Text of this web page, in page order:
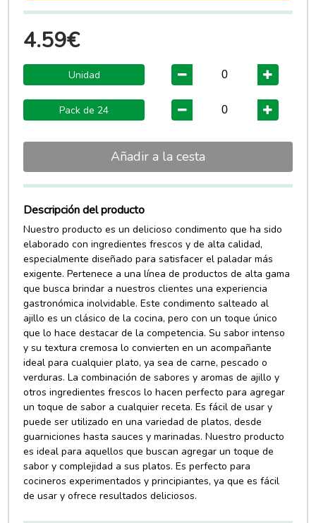
4.59€
Unidad
Pack de 24
Añadir a la cesta
Descripción del producto
Nuestro producto es un delicioso condimento que ha sido
elaborado con ingredientes frescos y de alta calidad,
especialmente diseñado para satisfacer el paladar más
exigente. Pertenece a una línea de productos de alta gama
que busca brindar a nuestros clientes una experiencia
gastronómica inolvidable. Este condimento salteado al
ajillo es un clásico de la cocina, pero con un toque único
que lo hace destacar de la competencia. Su sabor intenso
y su textura cremosa lo convierten en un acompañante
ideal para cualquier plato, ya sea de carne, pescado o
verduras. La combinación de sabores y aromas de ajillo y
otros ingredientes frescos lo hacen perfecto para agregar
un toque de sabor a cualquier receta. Es fácil de usar y
puede ser utilizado en una variedad de platos, desde
guarniciones hasta sauces y marinadas. Nuestro producto
es ideal para aquellos que buscan agregar un toque de
sabor y complejidad a sus platos. Es perfecto para
cocineros experimentados y principiantes, ya que es fácil
de usar y ofrece resultados deliciosos.